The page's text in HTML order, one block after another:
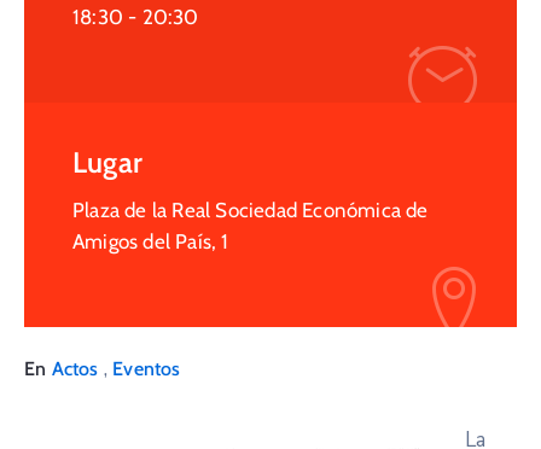
18:30 - 20:30
Lugar
Plaza de la Real Sociedad Económica de
Amigos del País, 1
En Actos , Eventos
La